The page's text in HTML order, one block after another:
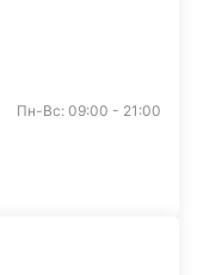
Пн-Вс: 09:00 - 21:00